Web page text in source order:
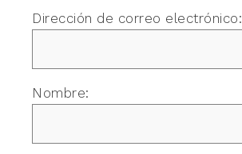
Dirección de correo electrónico:
Nombre: